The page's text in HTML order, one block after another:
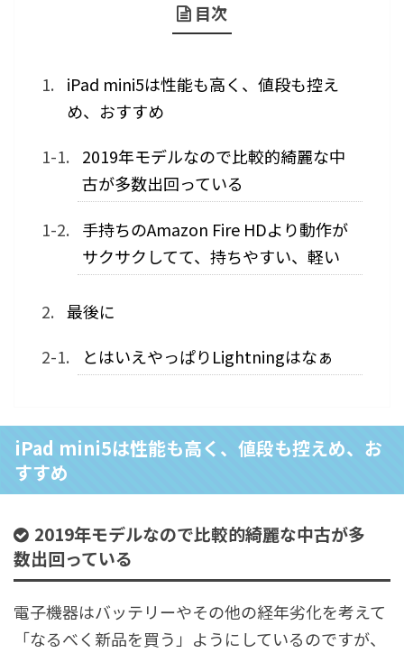
目次
iPad mini5は性能も高く、値段も控え
め、おすすめ
2019年モデルなので比較的綺麗な中
古が多数出回っている
手持ちのAmazon Fire HDより動作が
サクサクしてて、持ちやすい、軽い
最後に
とはいえやっぱりLightningはなぁ
iPad mini5は性能も高く、値段も控えめ、お
すすめ
2019年モデルなので比較的綺麗な中古が多
数出回っている
電子機器はバッテリーやその他の経年劣化を考えて
「なるべく新品を買う」ようにしているのですが、